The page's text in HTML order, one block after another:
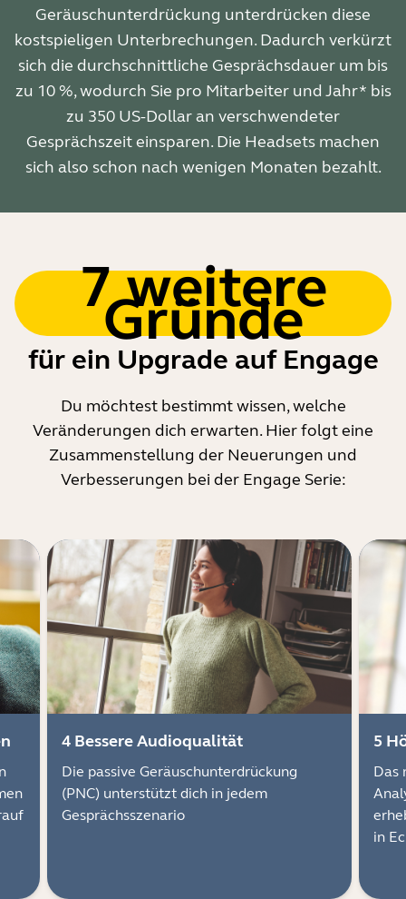
Geräuschunterdrückung unterdrücken diese
kostspieligen Unterbrechungen. Dadurch verkürzt
sich die durchschnittliche Gesprächsdauer um bis
zu 10 %, wodurch Sie pro Mitarbeiter und Jahr* bis
zu 350 US-Dollar an verschwendeter
Gesprächszeit einsparen. Die Headsets machen
sich also schon nach wenigen Monaten bezahlt.
7 weitere
Gründe
für ein Upgrade auf Engage
Du möchtest bestimmt wissen, welche
Veränderungen dich erwarten. Hier folgt eine
Zusammenstellung der Neuerungen und
Verbesserungen bei der Engage Serie:
4 Bessere Audioqualität
Die passive Geräuschunterdrückung
(PNC) unterstützt dich in jedem
Gesprächsszenario
5
Das
in